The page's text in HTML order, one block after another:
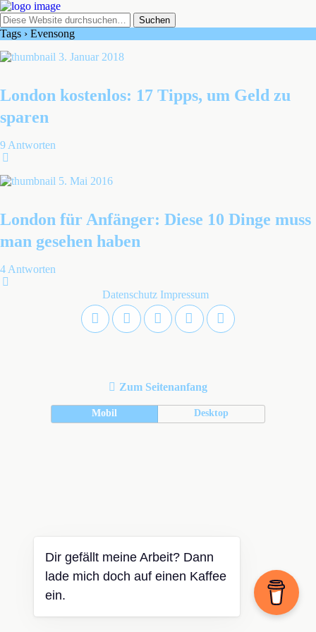
Tags › Evensong
3. Januar 2018
London kostenlos: 17 Tipps, um Geld zu
sparen
9 Antworten
5. Mai 2016
London für Anfänger: Diese 10 Dinge muss
man gesehen haben
4 Antworten
Datenschutz Impressum
Zum Seitenanfang
Mobil Desktop
Dir gefällt meine Arbeit? Dann
lade mich doch auf einen Kaffee
ein.